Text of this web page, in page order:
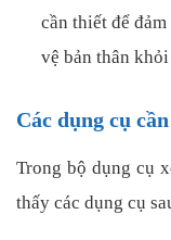
cần thiết để
vệ bản thân
Các dụng cụ
Trong bộ dụng cụ
thấy các dụng cụ